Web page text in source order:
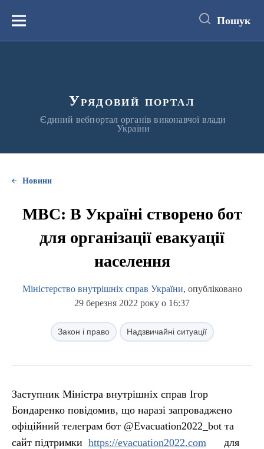
вмістуМеню Пошук
Урядовий портал
Єдиний вебпортал органів виконавчої влади
України
Новини
МВС: В Україні створено бот
для організації евакуації
населення
Міністерство внутрішніх справ України, опубліковано
29 березня 2022 року о 16:37
Закон і право Надзвичайні ситуації
Заступник Міністра внутрішніх справ Ігор
Бондаренко повідомив, що наразі запроваджено
офіційний телеграм бот @Evacuation2022_bot та
сайт підтримки https://evacuation2022.com
для